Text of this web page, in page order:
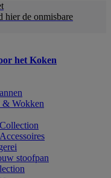
hier de onmisbare
het Koken
& Wokken
stoofpan